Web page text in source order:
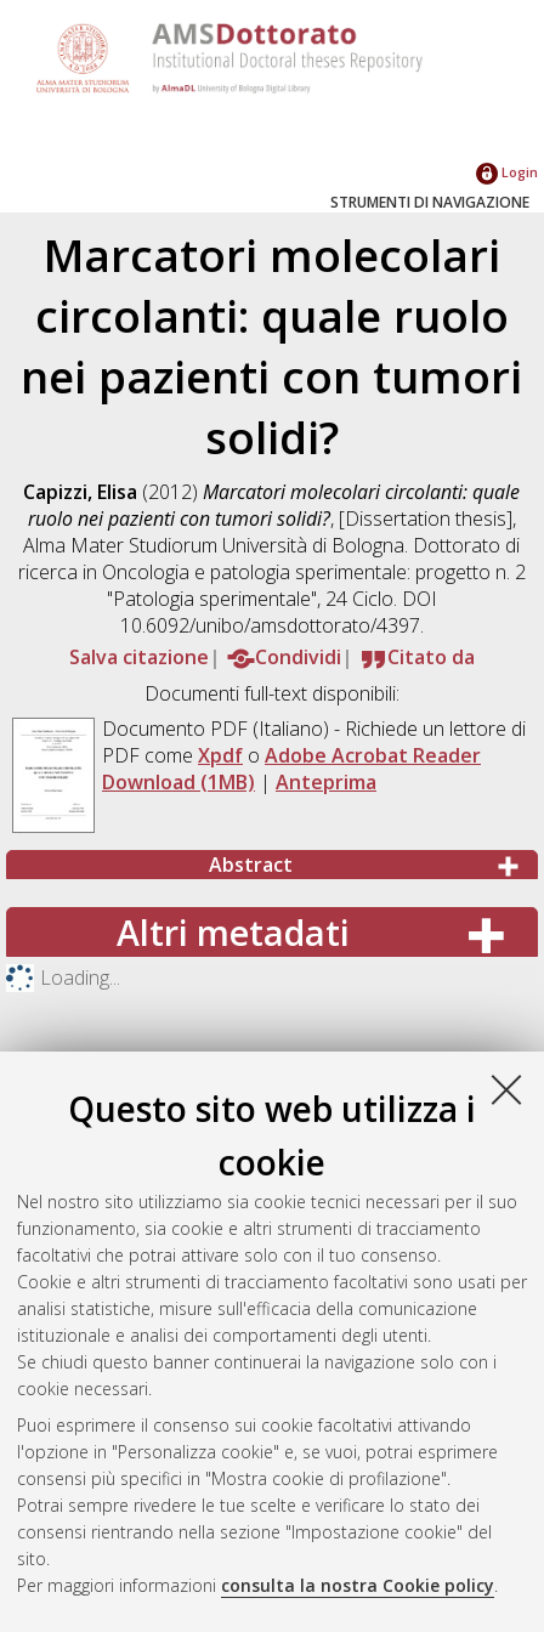
Questo sito web utilizza i
cookie
Nel nostro sito utilizziamo sia cookie tecnici necessari per il suo
funzionamento, sia cookie e altri strumenti di tracciamento
facoltativi che potrai attivare solo con il tuo consenso.
Cookie e altri strumenti di tracciamento facoltativi sono usati per
analisi statistiche, misure sull'efficacia della comunicazione
istituzionale e analisi dei comportamenti degli utenti.
Se chiudi questo banner continuerai la navigazione solo con i
cookie necessari.
Puoi esprimere il consenso sui cookie facoltativi attivando
l'opzione in "Personalizza cookie" e, se vuoi, potrai esprimere
consensi più specifici in "Mostra cookie di profilazione".
Potrai sempre rivedere le tue scelte e verificare lo stato dei
consensi rientrando nella sezione "Impostazione cookie" del
sito.
Per maggiori informazioni consulta la nostra Cookie policy.
Login
STRUMENTI DI NAVIGAZIONE
Marcatori molecolari
circolanti: quale ruolo
nei pazienti con tumori
solidi?
Capizzi, Elisa (2012)Marcatori molecolari circolanti: quale
ruolo nei pazienti con tumori solidi?, [Dissertation thesis],
Alma Mater Studiorum Università di Bologna. Dottorato di
ricerca in Oncologia e patologia sperimentale: progetto n. 2
"Patologia sperimentale", 24 Ciclo. DOI
10.6092/unibo/amsdottorato/4397.
Salva citazione
Condividi
Citato da
Documenti full-text disponibili:
Documento PDF(Italiano) - Richiede un lettore di
PDF come Xpdfo Adobe Acrobat Reader
Download (1MB) | Anteprima
Abstract
Altri metadati
Loading...
Gestione del documento:
Atom
Rss 1.0
Rss 2.0
ISSN: 2038-7946